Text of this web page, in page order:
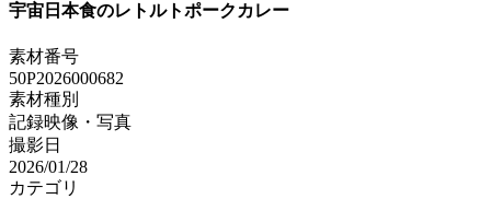
宇宙日本食のレトルトポークカレー
素材番号
50P2026000682
素材種別
記録映像・写真
撮影日
2026/01/28
カテゴリ